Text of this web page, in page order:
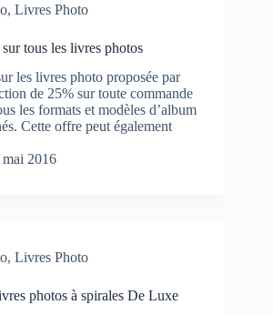
, Livres Photo
tous les livres photos
les livres photo proposée par
de 25% sur toute commande
les formats et modèles d’album
Cette offre peut également
mai 2016
, Livres Photo
photos à spirales De Luxe